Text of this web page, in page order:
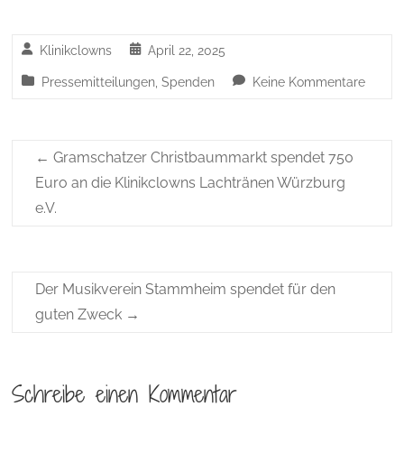
Klinikclowns April 22, 2025
Pressemitteilungen ,Spenden Keine Kommentare
← Gramschatzer Christbaummarkt spendet 750
Euro an die Klinikclowns Lachtränen Würzburg
e.V.
Der Musikverein Stammheim spendet für den
guten Zweck →
Schreibe einen Kommentar